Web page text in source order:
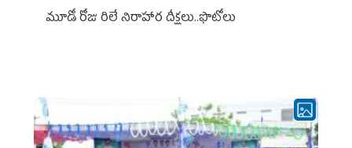
మూడో రోజు రిలే నిరాహార దీక్షలు..ఫొటోలు